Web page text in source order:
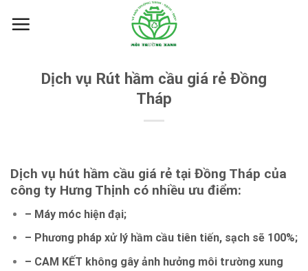
Dịch vụ Rút hầm cầu giá rẻ Đồng
Tháp
Dịch vụ hút hầm cầu giá rẻ tại Đồng Tháp của
công ty Hưng Thịnh có nhiều ưu điểm:
– Máy móc hiện đại;
– Phương pháp xử lý hầm cầu tiên tiến, sạch sẽ 100%;
– CAM KẾT không gây ảnh hưởng môi trường xung